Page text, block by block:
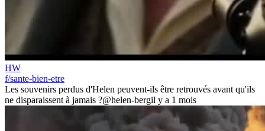
HW
f/sante-bien-etre
Les souvenirs perdus d'Helen peuvent-ils être retrouvés avant qu'ils
ne disparaissent à jamais ?@helen-bergil y a 1 mois